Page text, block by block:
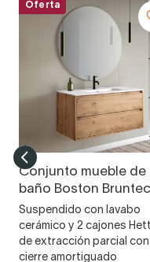
Oferta
Conjunto mueble de
baño Boston Bruntec
Suspendido con lavabo
cerámico y 2 cajones
de extracción parcial con
cierre amortiguado